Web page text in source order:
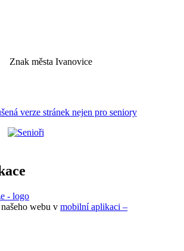
Znak města Ivanovice
verze stránek nejen pro seniory
webu v mobilní aplikaci –